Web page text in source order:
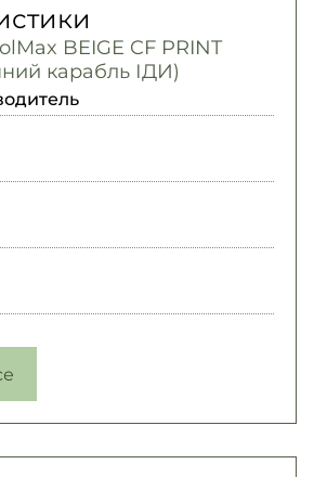
BEIGE CF PRINT
карабль ІДИ)